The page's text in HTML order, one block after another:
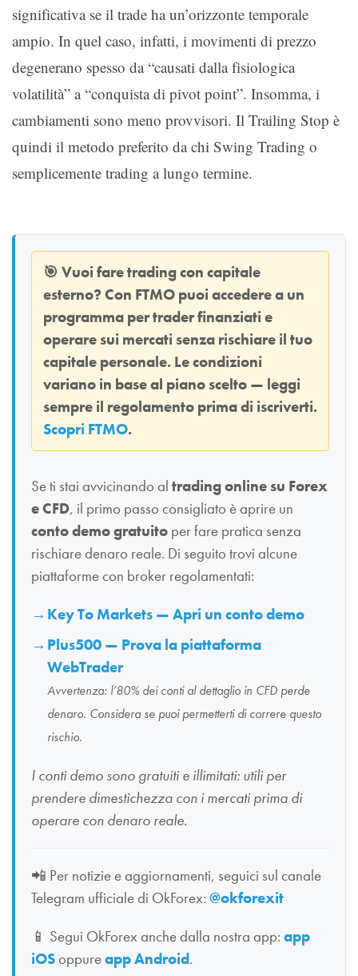
significativa se il trade ha un’orizzonte temporale
ampio. In quel caso, infatti, i movimenti di prezzo
degenerano spesso da “causati dalla fisiologica
volatilità” a “conquista di pivot point”. Insomma, i
cambiamenti sono meno provvisori. Il Trailing Stop è
quindi il metodo preferito da chi Swing Trading o
semplicemente trading a lungo termine.
🎯 Vuoi fare trading con capitale
esterno? Con FTMO puoi accedere a un
programma per trader finanziati e
operare sui mercati senza rischiare il tuo
capitale personale. Le condizioni
variano in base al piano scelto — leggi
sempre il regolamento prima di iscriverti.
Scopri FTMO.
Se ti stai avvicinando al trading online su Forex
e CFD, il primo passo consigliato è aprire un
conto demo gratuito per fare pratica senza
rischiare denaro reale. Di seguito trovi alcune
piattaforme con broker regolamentati:
Key To Markets — Apri un conto demo
Plus500 — Prova la piattaforma
WebTrader
Avvertenza: l’80% dei conti al dettaglio in CFD perde
denaro. Considera se puoi permetterti di correre questo
rischio.
I conti demo sono gratuiti e illimitati: utili per
prendere dimestichezza con i mercati prima di
operare con denaro reale.
📲 Per notizie e aggiornamenti, seguici sul canale
Telegram ufficiale di OkForex: @okforexit
📱 Segui OkForex anche dalla nostra app: app
iOSoppureapp Android.